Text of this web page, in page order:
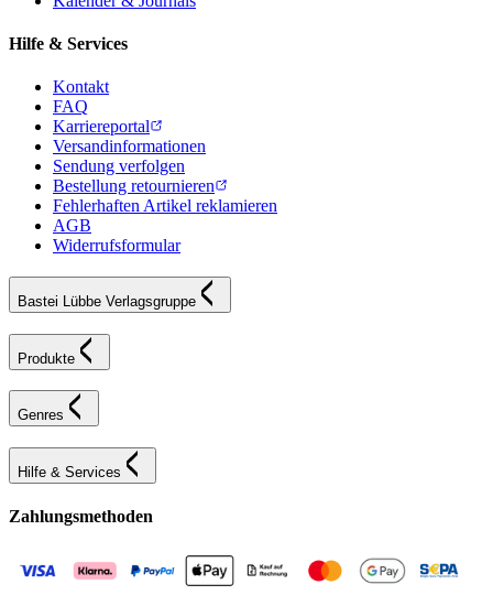
Hilfe & Services
Kontakt
FAQ
Karriereportal
Versandinformationen
Sendung verfolgen
Bestellung retournieren
Fehlerhaften Artikel reklamieren
AGB
Widerrufsformular
Bastei Lübbe Verlagsgruppe
Produkte
Genres
Hilfe & Services
Zahlungsmethoden